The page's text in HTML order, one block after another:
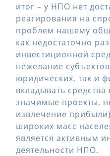
итог – у НПО нет
реагирования на
проблем нашему
как недостаточно
инвестиционной
нежелание
юридических, так и
вкладывать
значимые проекты,
извлечение
широких масс
является активным
деятельности НПО.